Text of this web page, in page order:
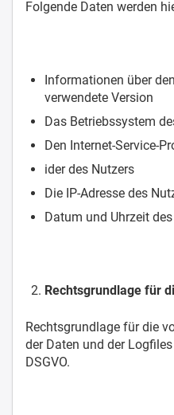
Folgende Daten werden
Informationen über
verwendete Version
Das Betriebssystem
Den Internet-Service-
ider des Nutzers
Die IP-Adresse des
Datum und Uhrzeit
Rechtsgrundlage für
Rechtsgrundlage für die
der Daten und der
DSGVO.